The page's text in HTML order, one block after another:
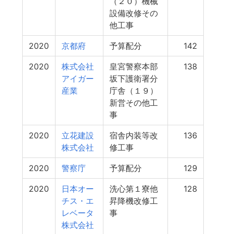
設備改修その
他工事
2020 京都府 予算配分 142
2020
株式会社
アイガー
産業
皇宮警察本部
坂下護衛署分
庁舎（１９）
新営その他工
事
138
2020
立花建設
株式会社
宿舎内装等改
修工事
136
2020 警察庁 予算配分 129
2020
日本オー
チス・エ
レベータ
株式会社
洗心第１寮他
昇降機改修工
事
128